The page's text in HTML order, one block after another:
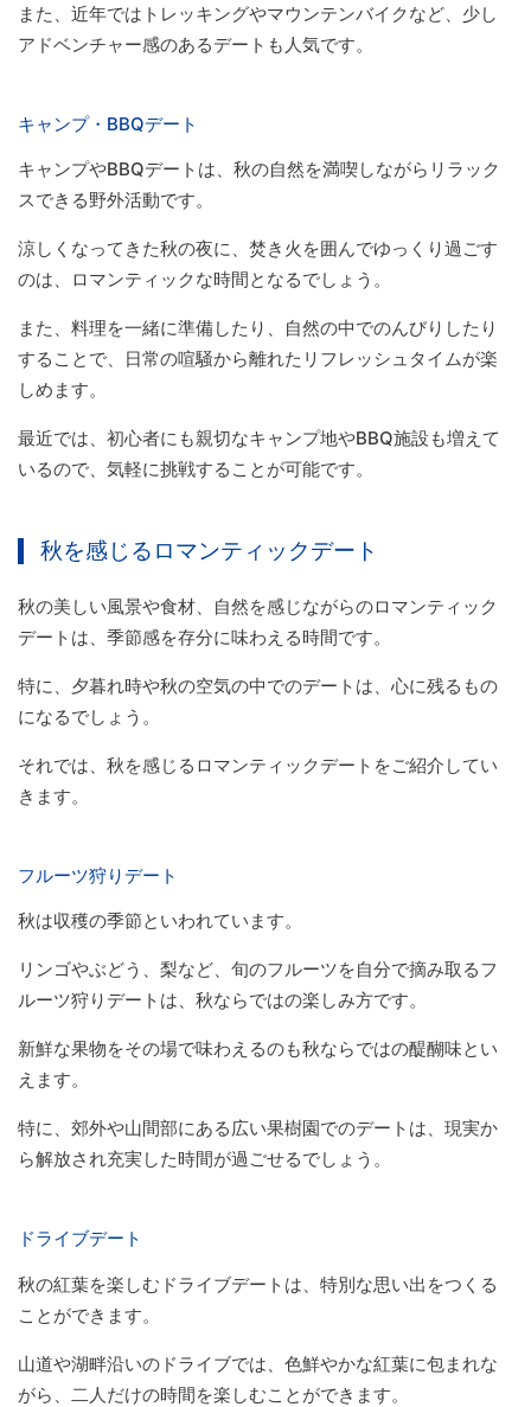
また、近年ではトレッキングやマウンテンバイクなど、少し
アドベンチャー感のあるデートも人気です。
キャンプ・BBQデート
キャンプやBBQデートは、秋の自然を満喫しながらリラック
スできる野外活動です。
涼しくなってきた秋の夜に、焚き火を囲んでゆっくり過ごす
のは、ロマンティックな時間となるでしょう。
また、料理を一緒に準備したり、自然の中でのんびりしたり
することで、日常の喧騒から離れたリフレッシュタイムが楽
しめます。
最近では、初心者にも親切なキャンプ地やBBQ施設も増えて
いるので、気軽に挑戦することが可能です。
秋を感じるロマンティックデート
秋の美しい風景や食材、自然を感じながらのロマンティック
デートは、季節感を存分に味わえる時間です。
特に、夕暮れ時や秋の空気の中でのデートは、心に残るもの
になるでしょう。
それでは、秋を感じるロマンティックデートをご紹介してい
きます。
フルーツ狩りデート
秋は収穫の季節といわれています。
リンゴやぶどう、梨など、旬のフルーツを自分で摘み取るフ
ルーツ狩りデートは、秋ならではの楽しみ方です。
新鮮な果物をその場で味わえるのも秋ならではの醍醐味とい
えます。
特に、郊外や山間部にある広い果樹園でのデートは、現実か
ら解放され充実した時間が過ごせるでしょう。
ドライブデート
秋の紅葉を楽しむドライブデートは、特別な思い出をつくる
ことができます。
山道や湖畔沿いのドライブでは、色鮮やかな紅葉に包まれな
がら、二人だけの時間を楽しむことができます。